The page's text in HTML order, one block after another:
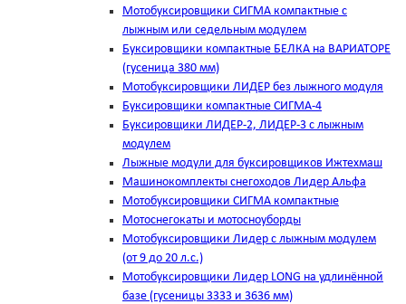
Мотобуксировщики СИГМА компактные с
лыжным или седельным модулем
Буксировщики компактные БЕЛКА на ВАРИАТОРЕ
(гусеница 380 мм)
Мотобуксировщики ЛИДЕР без лыжного модуля
Буксировщики компактные СИГМА-4
Буксировщики ЛИДЕР-2, ЛИДЕР-3 c лыжным
модулем
Лыжные модули для буксировщиков Ижтехмаш
Машинокомплекты снегоходов Лидер Альфа
Мотобуксировщики СИГМА компактные
Мотоснегокаты и мотосноуборды
Мотобуксировщики Лидер с лыжным модулем
(от 9 до 20 л.с.)
Мотобуксировщики Лидер LONG на удлинённой
базе (гусеницы 3333 и 3636 мм)